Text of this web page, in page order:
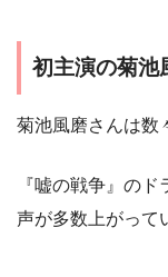
初主演の菊池
菊池風磨さんは数
『嘘の戦争』のド
声が多数上がって